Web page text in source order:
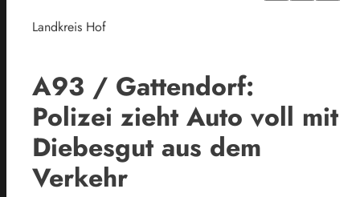
Landkreis Hof
A93 / Gattendorf:
Polizei zieht Auto voll mit
Diebesgut aus dem
Verkehr